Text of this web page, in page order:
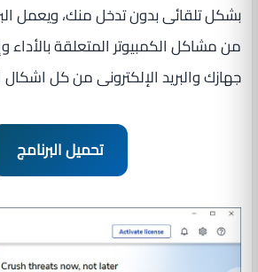
بشكل تلقائى بدون تدخل منك، ويعمل
من مشاكل الكمبيوتر المتعلقة بالأداء
جهازك والبريد الإلكترونى من كل اشكال
تحميل البرنامج